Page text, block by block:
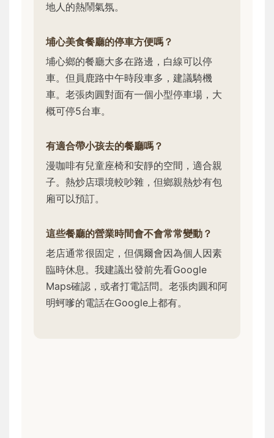
地人的熱鬧氣氛。
埔心美食餐廳的停車方便嗎？
埔心鄉的餐廳大多在路邊，白線可以停
車。但員鹿路中午時段車多，建議騎機
車。老張肉圓對面有一個小型停車場，大
概可停5台車。
有適合帶小孩去的餐廳嗎？
漫咖啡有兒童座椅和安靜的空間，適合親
子。熱炒店環境較吵雜，但鄉親熱炒有包
廂可以預訂。
這些餐廳的營業時間會不會常常變動？
老店通常很固定，但偶爾會因為個人因素
臨時休息。我建議出發前先看Google
Maps確認，或者打電話問。老張肉圓和阿
明蚵嗲的電話在Google上都有。